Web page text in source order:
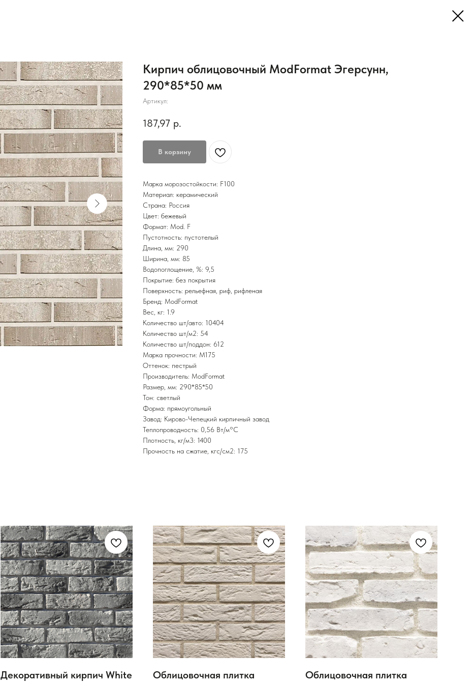
Кирпич облицовочный ModFormat Эгерсунн,
290*85*50 мм
Артикул:
187,97 р.
В корзину
Марка морозостойкости: F100
Материал: керамический
Страна: Россия
Цвет: бежевый
Формат: Mod. F
Пустотность: пустотелый
Длина, мм: 290
Ширина, мм: 85
Водопоглощение, %: 9,5
Покрытие: без покрытия
Поверхность: рельефная, риф, рифленая
Бренд: ModFormat
Вес, кг: 1.9
Количество шт/авто: 10404
Количество шт/м2: 54
Количество шт/поддон: 612
Марка прочности: М175
Оттенок: пестрый
Производитель: ModFormat
Размер, мм: 290*85*50
Тон: светлый
Форма: прямоугольный
Завод: Кирово-Чепецкий кирпичный завод
Теплопроводность: 0,56 Вт/м°С
Плотность, кг/м3: 1400
Прочность на сжатие, кгс/см2: 175
Декоративный кирпич White
Облицовочная плитка
Облицовочная плитка